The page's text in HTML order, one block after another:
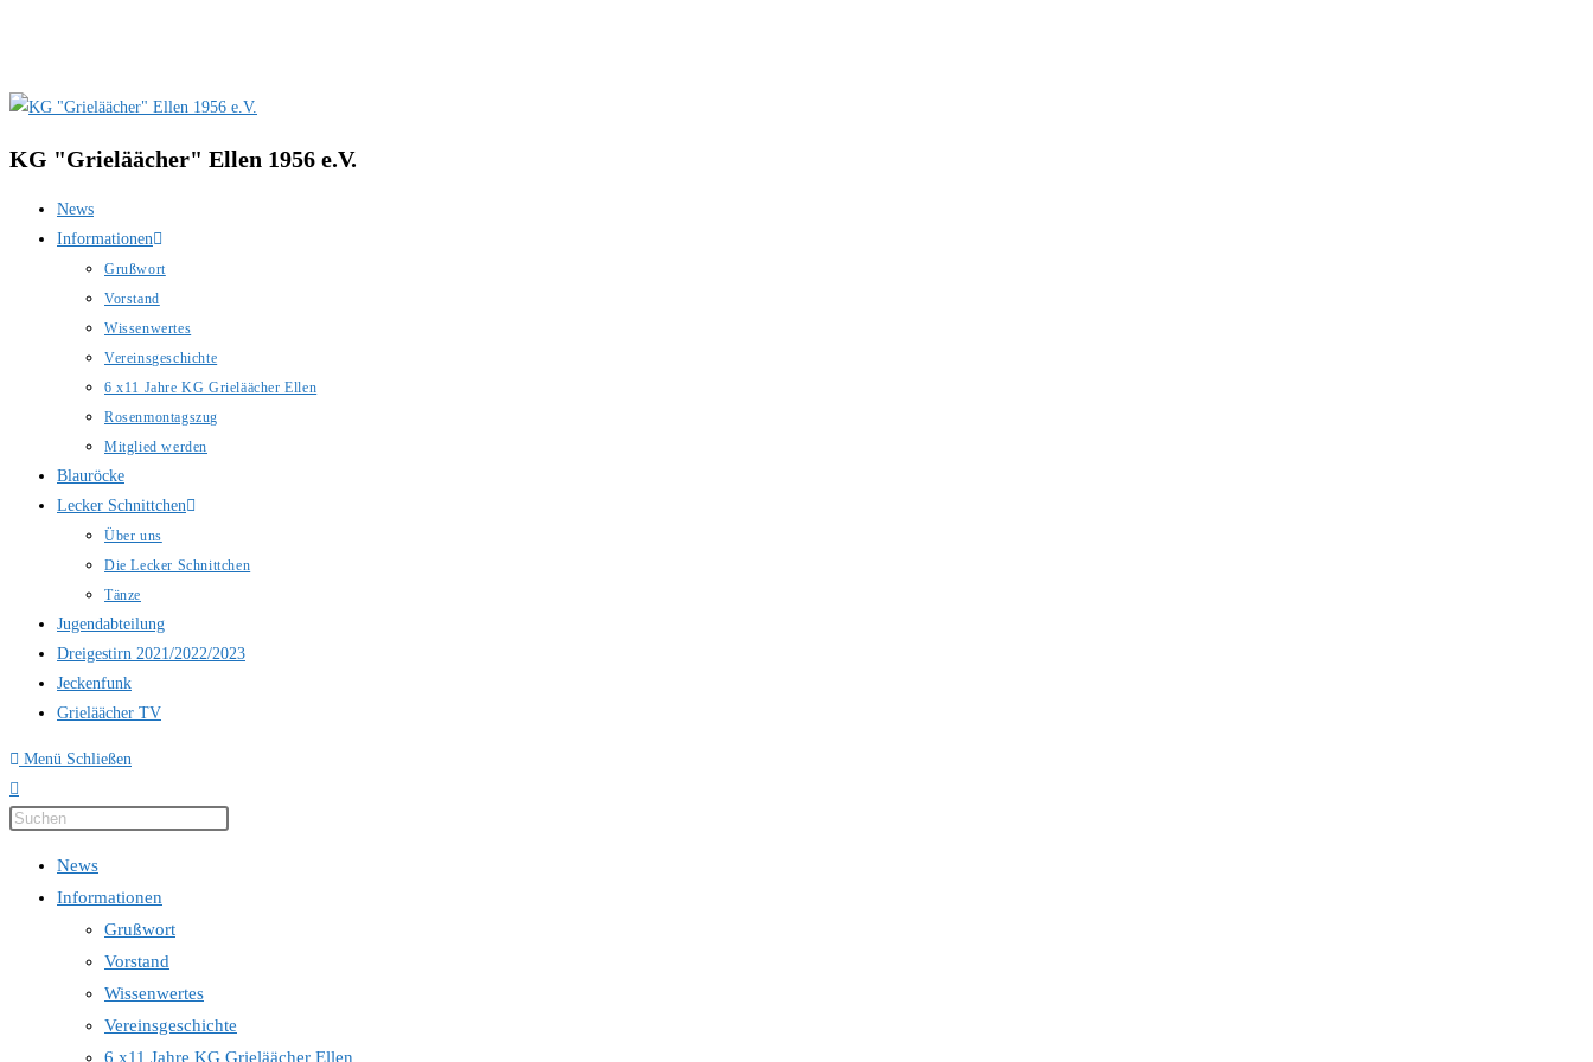
springen
KG "Grieläächer" Ellen 1956 e.V.
News
Informationen
Grußwort
Vorstand
Wissenwertes
Vereinsgeschichte
6 x11 Jahre KG Grieläächer Ellen
Rosenmontagszug
Mitglied werden
Blauröcke
Lecker Schnittchen
Über uns
Die Lecker Schnittchen
Tänze
Jugendabteilung
Dreigestirn 2021/2022/2023
Jeckenfunk
Grieläächer TV
Menü Schließen
News
Informationen
Grußwort
Vorstand
Wissenwertes
Vereinsgeschichte
6 x11 Jahre KG Grieläächer Ellen